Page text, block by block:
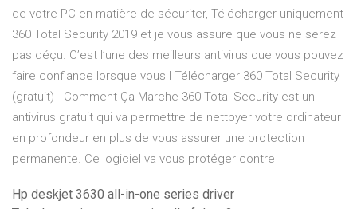
de votre PC en matière de sécuriter, Télécharger uniquement
360 Total Security 2019 et je vous assure que vous ne serez
pas déçu. C’est l’une des meilleurs antivirus que vous pouvez
faire confiance lorsque vous l Télécharger 360 Total Security
(gratuit) - Comment Ça Marche 360 Total Security est un
antivirus gratuit qui va permettre de nettoyer votre ordinateur
en profondeur en plus de vous assurer une protection
permanente. Ce logiciel va vous protéger contre
Hp deskjet 3630 all-in-one series driver